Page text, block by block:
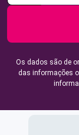
Os dados são de
das informações